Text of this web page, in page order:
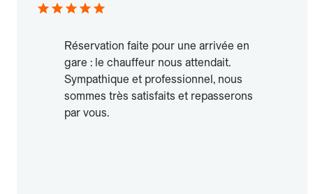
Réservation faite pour une arrivée en
gare : le chauffeur nous attendait.
Sympathique et professionnel, nous
sommes très satisfaits et repasserons
par vous.